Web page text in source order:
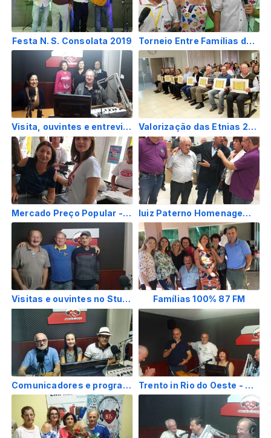
Festa N. S. Consolata 2019 Torneio Entre Famílias de Futsal 2019
Visita, ouvintes e entrevistas Valorização das Etnias 2019
Mercado Preço Popular - 2018 e 2019 luiz Paterno Homenagem 30 outubro 2018
Visitas e ouvintes no Studio Famílias 100% 87 FM
Comunicadores e programas Trento in Rio do Oeste - Brasile